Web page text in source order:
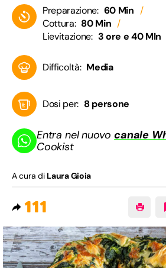
Preparazione: 60 Min
Cottura: 80 Min
Lievitazione: 3 ore e 40 MIn
Difficoltà: Media
Dosi per: 8 persone
Entra nel nuovocanale
Cookist
A cura di Laura Gioia
111